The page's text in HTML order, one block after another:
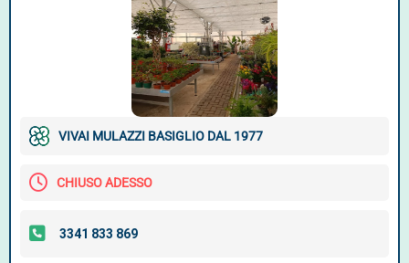
VIVAI MULAZZI BASIGLIO DAL 1977
CHIUSO ADESSO